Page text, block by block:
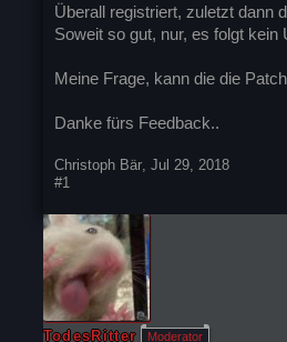
Überall registriert, zuletzt dann
Soweit so gut, nur, es folgt kein
Meine Frage, kann die die
Danke fürs Feedback..
Christoph Bär, Jul 29, 2018
#1
TodesRitter Moderator